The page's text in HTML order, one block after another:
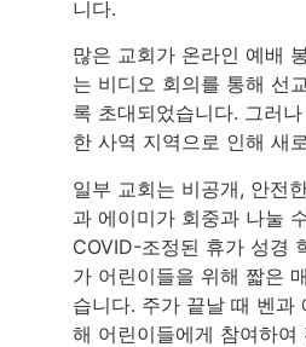
니다.
많은 교회가 온라인 예배
는 비디오 회의를 통해 선
록 초대되었습니다. 그러
한 사역 지역으로 인해 새
일부 교회는 비공개, 안전
과 에이미가 회중과 나눌
COVID-조정된 휴가 성경
가 어린이들을 위해 짧은
습니다. 주가 끝날 때 벤과
해 어린이들에게 참여하